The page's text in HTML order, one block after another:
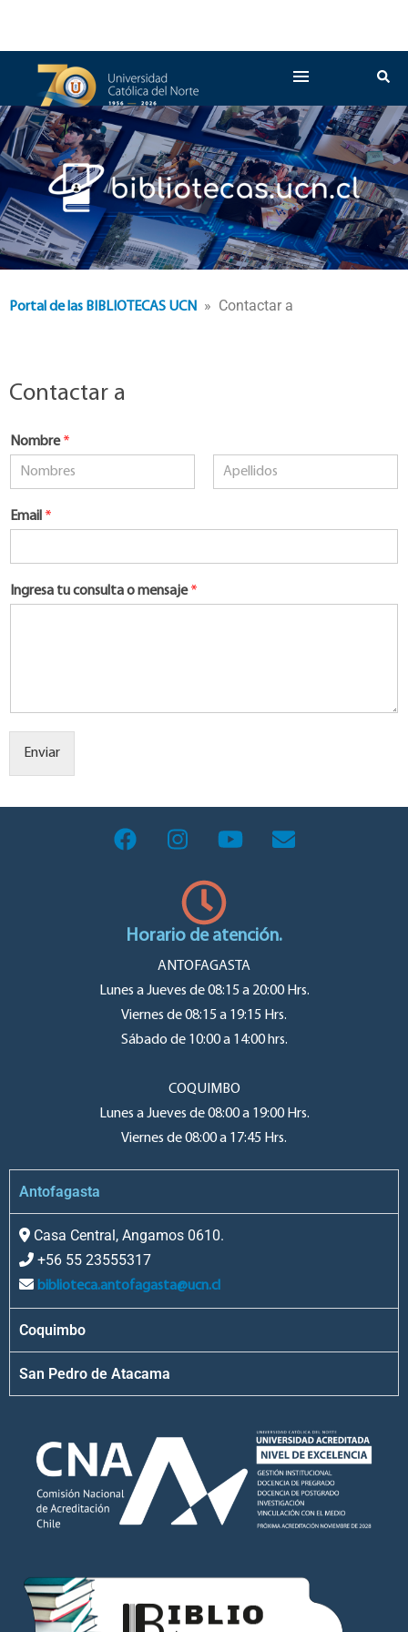
Portal de las BIBLIOTECAS UCN » Contactar a
Contactar a
Nombre*
Email *
Ingresa tu consulta o mensaje*
Enviar
Horario de atención.
ANTOFAGASTA
Lunes a Jueves de 08:15 a 20:00 Hrs.
Viernes de 08:15 a 19:15 Hrs.
Sábado de 10:00 a 14:00 hrs.
COQUIMBO
Lunes a Jueves de 08:00 a 19:00 Hrs.
Viernes de 08:00 a 17:45 Hrs.
Antofagasta
Casa Central, Angamos 0610.
+56 55 23555317
biblioteca.antofagasta@ucn.cl
Coquimbo
San Pedro de Atacama